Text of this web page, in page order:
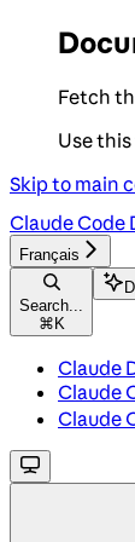
Fetch
Use
Skip to main
Claude Code
Français
Search...
⌘ K
Claude
Claude
Claude